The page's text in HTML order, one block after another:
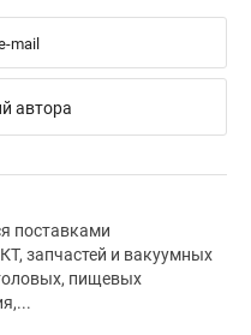
mail
автора
поставками
запчастей и вакуумных
пищевых